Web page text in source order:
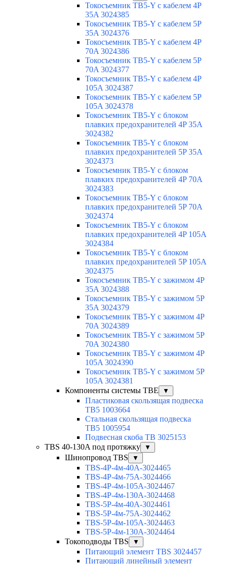
Токосъемник TB5-Y с кабелем 4P
35A 3024385
Токосъемник TB5-Y с кабелем 5P
35A 3024376
Токосъемник TB5-Y с кабелем 4P
70A 3024386
Токосъемник TB5-Y с кабелем 5P
70A 3024377
Токосъемник TB5-Y с кабелем 4P
105A 3024387
Токосъемник TB5-Y с кабелем 5P
105A 3024378
Токосъемник TB5-Y с блоком
плавких предохранителей 4P 35A
3024382
Токосъемник TB5-Y с блоком
плавких предохранителей 5P 35A
3024373
Токосъемник TB5-Y с блоком
плавких предохранителей 4P 70A
3024383
Токосъемник TB5-Y с блоком
плавких предохранителей 5P 70A
3024374
Токосъемник TB5-Y с блоком
плавких предохранителей 4P 105A
3024384
Токосъемник TB5-Y с блоком
плавких предохранителей 5P 105A
3024375
Токосъемник TB5-Y с зажимом 4P
35A 3024388
Токосъемник TB5-Y с зажимом 5P
35A 3024379
Токосъемник TB5-Y с зажимом 4P
70A 3024389
Токосъемник TB5-Y с зажимом 5P
70A 3024380
Токосъемник TB5-Y с зажимом 4P
105A 3024390
Токосъемник TB5-Y с зажимом 5P
105A 3024381
Компоненты системы TBE
▼
Пластиковая скользящая подвеска
TB5 1003664
Стальная скользящая подвеска
TB5 1005954
Подвесная скоба TB 3025153
TBS 40-130A под протяжку
▼
Шинопровод TBS ▼
TBS-4P-4м-40A-3024465
TBS-4P-4м-75A-3024466
TBS-4P-4м-105A-3024467
TBS-4P-4м-130A-3024468
TBS-5P-4м-40A-3024461
TBS-5P-4м-75A-3024462
TBS-5P-4м-105A-3024463
TBS-5P-4м-130A-3024464
Токоподводы TBS
▼
Питающий элемент TBS 3024457
Питающий линейный элемент